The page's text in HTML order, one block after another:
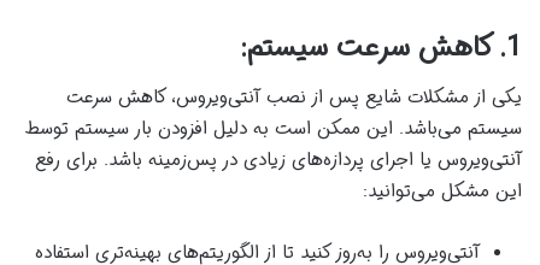
1. کاهش سرعت سیستم:
یکی از مشکلات شایع پس از نصب آنتی‌ویروس، کاهش سرعت
سیستم می‌باشد. این ممکن است به دلیل افزودن بار سیستم توسط
آنتی‌ویروس یا اجرای پردازه‌های زیادی در پس‌زمینه باشد. برای رفع
این مشکل می‌توانید:
آنتی‌ویروس را به‌روز کنید تا از الگوریتم‌های بهینه‌تری استفاده